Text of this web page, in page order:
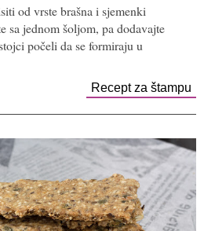
od vrste brašna i sjemenki
sa jednom šoljom, pa dodavajte
počeli da se formiraju u
Recept za štampu